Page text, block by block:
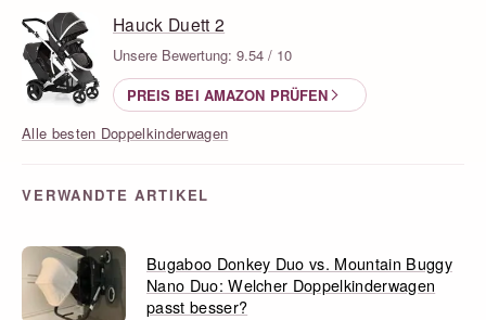
Hauck Duett 2
Unsere Bewertung: 9.54 / 10
PREIS BEI AMAZON PRÜFEN
Alle besten Doppelkinderwagen
VERWANDTE ARTIKEL
Bugaboo Donkey Duo vs. Mountain Buggy
Nano Duo: Welcher Doppelkinderwagen
passt besser?